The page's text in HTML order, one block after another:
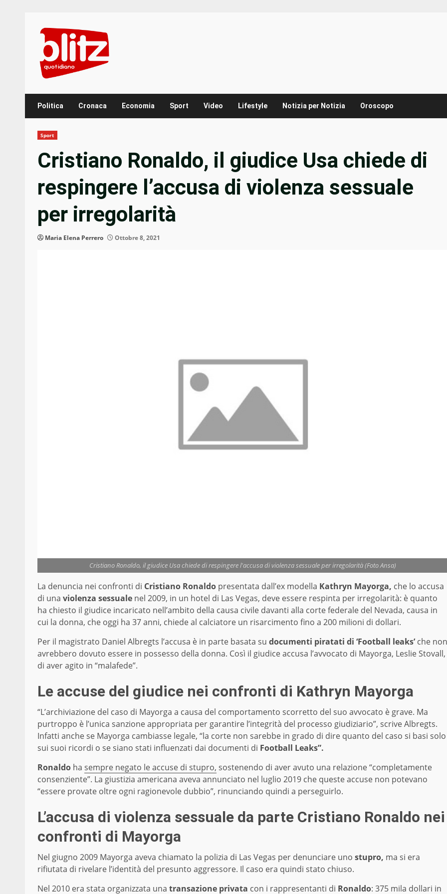
content
Politica Cronaca Economia Sport Video Lifestyle Notizia per Notizia Oroscopo
Sport
Cristiano Ronaldo, il giudice Usa chiede di
respingere l’accusa di violenza sessuale
per irregolarità
Maria Elena Perrero Ottobre 8, 2021
Cristiano Ronaldo, il giudice Usa chiede di respingere l'accusa di violenza sessuale per irregolarità (Foto Ansa)
La denuncia nei confronti di Cristiano Ronaldo presentata dall’ex modella Kathryn Mayorga, che lo accusa
di una violenza sessuale nel 2009, in un hotel di Las Vegas, deve essere respinta per irregolarità: è quanto
ha chiesto il giudice incaricato nell’ambito della causa civile davanti alla corte federale del Nevada, causa in
cui la donna, che oggi ha 37 anni, chiede al calciatore un risarcimento fino a 200 milioni di dollari.
Per il magistrato Daniel Albregts l’accusa è in parte basata su documenti piratati di ‘Football leaks’che non
avrebbero dovuto essere in possesso della donna. Così il giudice accusa l’avvocato di Mayorga, Leslie Stovall,
di aver agito in “malafede”.
Le accuse del giudice nei confronti di Kathryn Mayorga
“L’archiviazione del caso di Mayorga a causa del comportamento scorretto del suo avvocato è grave. Ma
purtroppo è l’unica sanzione appropriata per garantire l’integrità del processo giudiziario”, scrive Albregts.
Infatti anche se Mayorga cambiasse legale, “la corte non sarebbe in grado di dire quanto del caso si basi solo
sui suoi ricordi o se siano stati influenzati dai documenti di Football Leaks”.
Ronaldo ha sempre negato le accuse di stupro, sostenendo di aver avuto una relazione “completamente
consenziente”. La giustizia americana aveva annunciato nel luglio 2019 che queste accuse non potevano
“essere provate oltre ogni ragionevole dubbio”, rinunciando quindi a perseguirlo.
L’accusa di violenza sessuale da parte Cristiano Ronaldo nei
confronti di Mayorga
Nel giugno 2009 Mayorga aveva chiamato la polizia di Las Vegas per denunciare uno stupro, ma si era
rifiutata di rivelare l’identità del presunto aggressore. Il caso era quindi stato chiuso.
Nel 2010 era stata organizzata una transazione privata con i rappresentanti di Ronaldo: 375 mila dollari in